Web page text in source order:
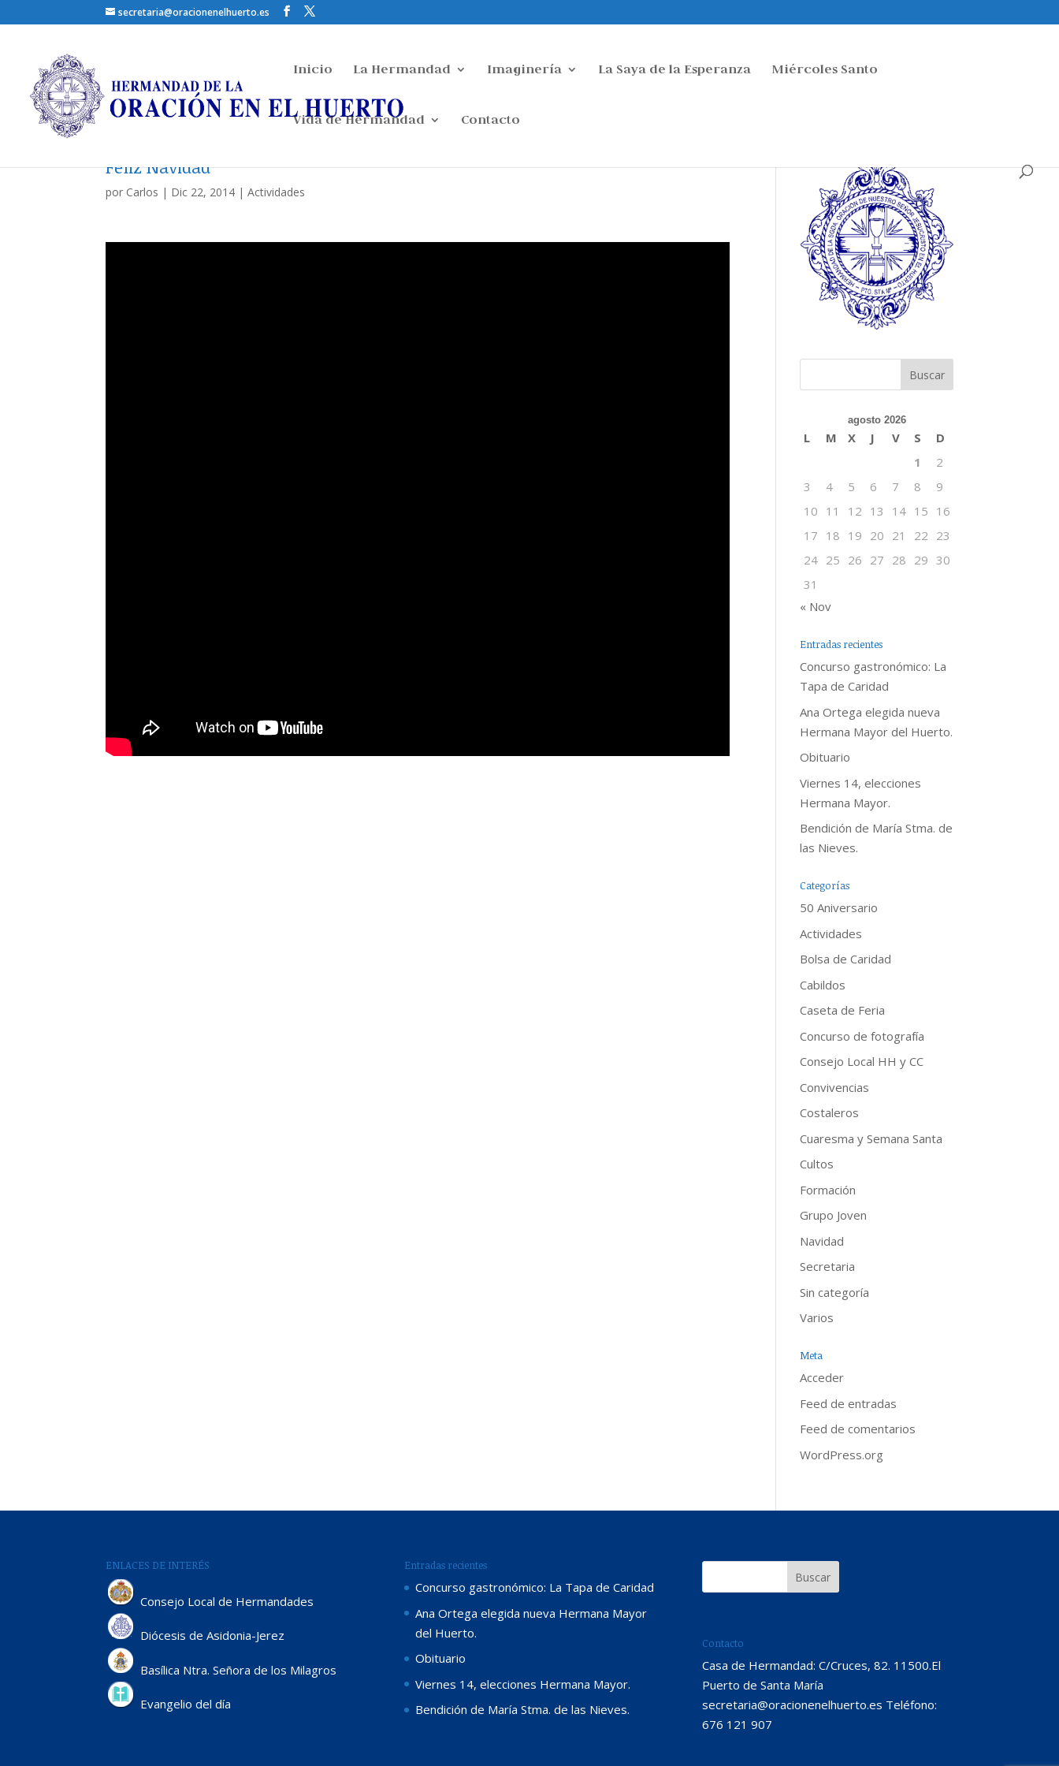
secretaria@oracionenelhuerto.es
Inicio La Hermandad Imaginería La Saya de la Esperanza Miércoles Santo
Vida de Hermandad Contacto
Feliz Navidad
por Carlos | Dic 22, 2014 |Actividades
agosto 2026
L M X J V S
D
1
2
3
4 5 6 7 8
9
10 11 12 13 14 15 16
17 18 19 20 21 22 23
24 25 26 27 28 29 30
31
« Nov
Entradas recientes
Concurso gastronómico: La
Tapa de Caridad
Ana Ortega elegida nueva
Hermana Mayor del Huerto.
Obituario
Viernes 14, elecciones
Hermana Mayor.
Bendición de María Stma. de
las Nieves.
Categorías
50 Aniversario
Actividades
Bolsa de Caridad
Cabildos
Caseta de Feria
Concurso de fotografía
Consejo Local HH y CC
Convivencias
Costaleros
Cuaresma y Semana Santa
Cultos
Formación
Grupo Joven
Navidad
Secretaria
Sin categoría
Varios
Meta
Acceder
Feed de entradas
Feed de comentarios
WordPress.org
ENLACES DE INTERÉS
Consejo Local de Hermandades
Diócesis de Asidonia-Jerez
Basílica Ntra. Señora de los Milagros
Evangelio del día
Entradas recientes
Concurso gastronómico: La Tapa de Caridad
Ana Ortega elegida nueva Hermana Mayor
del Huerto.
Obituario
Viernes 14, elecciones Hermana Mayor.
Bendición de María Stma. de las Nieves.
Contacto
Casa de Hermandad: C/Cruces, 82. 11500.El
Puerto de Santa María
secretaria@oracionenelhuerto.es Teléfono:
676 121 907